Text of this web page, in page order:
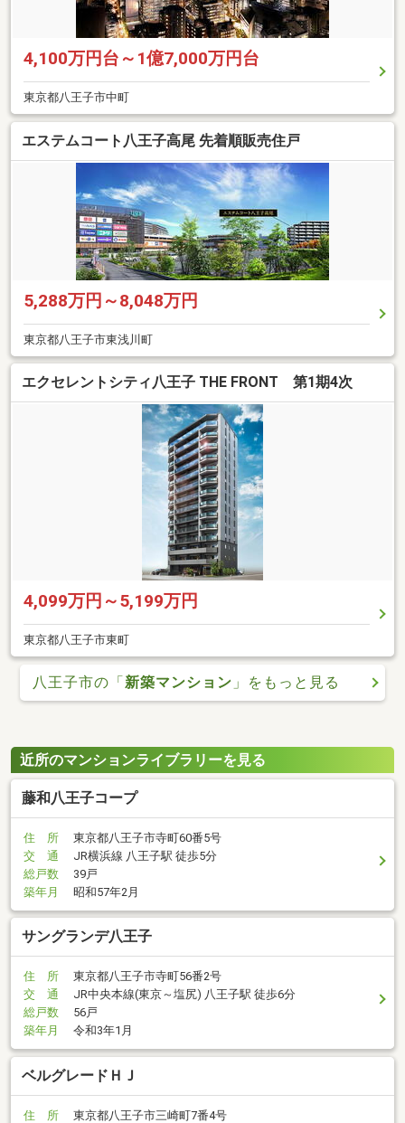
4,100万円台～1億7,000万円台
東京都八王子市中町
エステムコート八王子高尾 先着順販売住戸
5,288万円～8,048万円
東京都八王子市東浅川町
エクセレントシティ八王子 THE FRONT 第1期4次
4,099万円～5,199万円
東京都八王子市東町
八王子市の「新築マンション 」をもっと見る
近所のマンションライブラリーを見る
藤和八王子コープ
住 所
東京都八王子市寺町60番5号
交 通
JR横浜線 八王子駅 徒歩5分
総戸数
39戸
築年月
昭和57年2月
サングランデ八王子
住 所
東京都八王子市寺町56番2号
交 通
JR中央本線(東京～塩尻) 八王子駅 徒歩6分
総戸数
56戸
築年月
令和3年1月
ベルグレードＨＪ
住 所
東京都八王子市三崎町7番4号